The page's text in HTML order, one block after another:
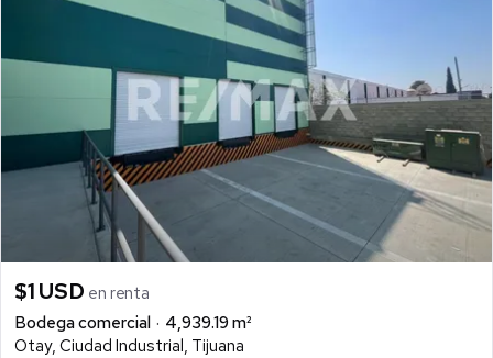
$1 USD en renta
Bodega comercial
4,939.19 m²
Otay, Ciudad Industrial, Tijuana